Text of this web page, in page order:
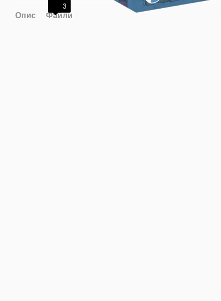
3
Опис Файли